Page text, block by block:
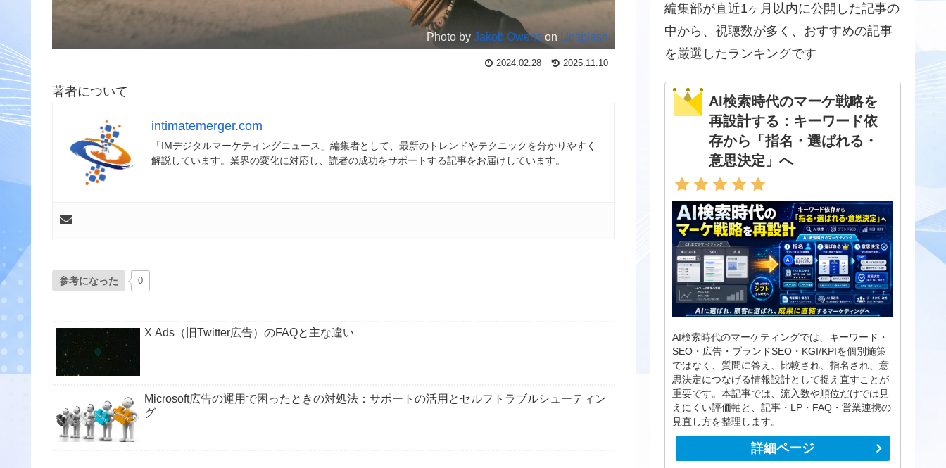
Photo byJakob Owens on Unsplash
2024.02.28 2025.11.10
著者について
intimatemerger.com
「IMデジタルマーケティングニュース」編集者として、最新のトレンドやテクニックを分かりやすく
解説しています。業界の変化に対応し、読者の成功をサポートする記事をお届けしています。
参考になった 0
X Ads（旧Twitter広告）のFAQと主な違い
Microsoft広告の運用で困ったときの対処法：サポートの活用とセルフトラブルシューティン
グ
編集部が直近1ヶ月以内に公開した記事の
中から、視聴数が多く、おすすめの記事
を厳選したランキングです
AI検索時代のマーケ戦略を
再設計する：キーワード依
存から「指名・選ばれる・
意思決定」へ
AI検索時代のマーケティングでは、キーワード・
SEO・広告・ブランドSEO・KGI/KPIを個別施策
ではなく、質問に答え、比較され、指名され、意
思決定につなげる情報設計として捉え直すことが
重要です。本記事では、流入数や順位だけでは見
えにくい評価軸と、記事・LP・FAQ・営業連携の
見直し方を整理します。
詳細ページ